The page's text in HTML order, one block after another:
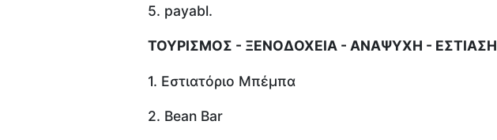
5. payabl.
ΤΟΥΡΙΣΜΟΣ - ΞΕΝΟΔΟΧΕΙΑ - ΑΝΑΨΥΧΗ - ΕΣΤΙΑΣΗ
1. Εστιατόριο Μπέμπα
2. Βean Bar